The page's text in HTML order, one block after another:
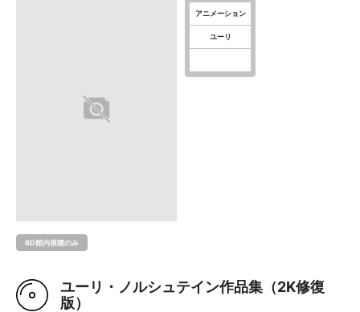
BD館内視聴のみ
アニメーション
ユーリ
ユーリ・ノルシュテイン作品集（2K修復
版）